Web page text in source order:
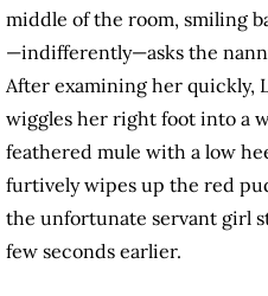
middle of the room, smiling
—indifferently—asks the
After examining her quickly,
wiggles her right foot into a
feathered mule with a low
furtively wipes up the red
the unfortunate servant girl
few seconds earlier.